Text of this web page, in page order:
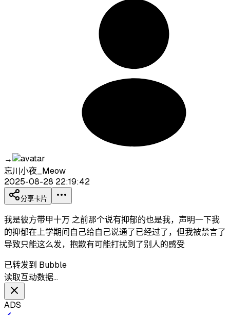
→
忘川小夜_Meow
2025-08-28 22:19:42
分享卡片
我是彼方带甲十万 之前那个说有抑郁的也是我，声明一下我
的抑郁在上学期间自己给自己说通了已经过了，但我被禁言了
导致只能这么发，抱歉有可能打扰到了别人的感受
已转发到 Bubble
读取互动数据…
ADS